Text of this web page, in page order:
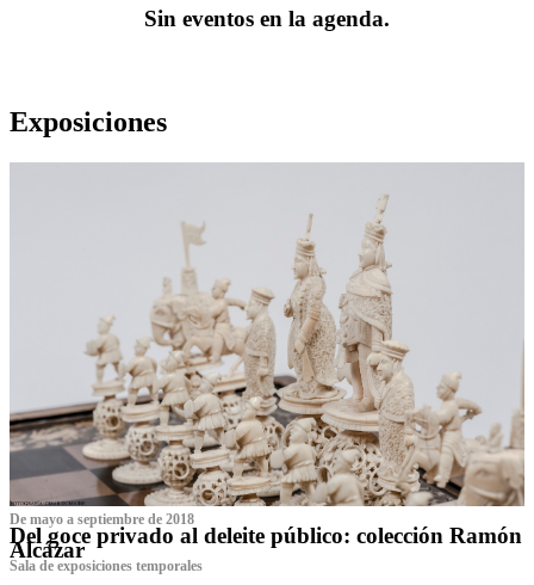
Sin eventos en la agenda.
Exposiciones
De mayo a septiembre de 2018
Del goce privado al deleite público: colección Ramón
Alcázar
Sala de exposiciones temporales